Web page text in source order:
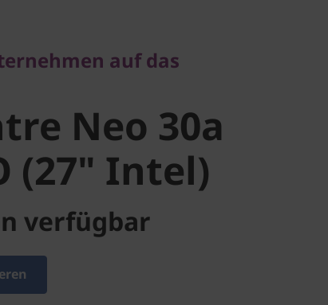
Neo
(27"
auf das
Neo 30a
(27" Intel)
verfügbar